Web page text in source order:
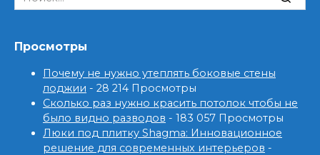
for:
Просмотры
Почему не нужно утеплять боковые стены
лоджии - 28 214 Просмотры
Сколько раз нужно красить потолок чтобы не
было видно разводов - 183 057 Просмотры
Люки под плитку Shagma: Инновационное
решение для современных интерьеров -